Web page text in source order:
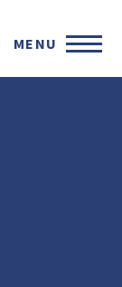
MENU